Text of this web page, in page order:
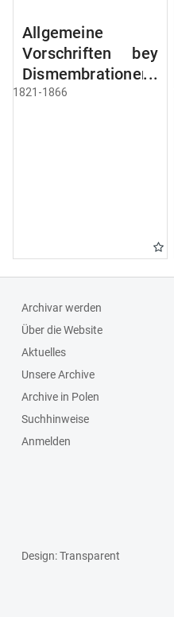
Allgemeine
Vorschriften bey
Dismembrationen
Domainen-
1821-1866
Archivar werden
Über die Website
Aktuelles
Unsere Archive
Archive in Polen
Suchhinweise
Anmelden
Design: Transparent